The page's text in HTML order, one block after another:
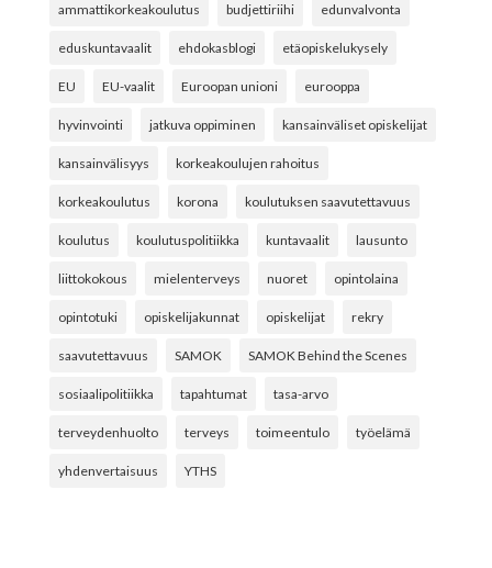
ammattikorkeakoulutus budjettiriihi edunvalvonta
eduskuntavaalit ehdokasblogi etäopiskelukysely
EU EU-vaalit Euroopan unioni eurooppa
hyvinvointi jatkuva oppiminen kansainväliset opiskelijat
kansainvälisyys korkeakoulujen rahoitus
korkeakoulutus korona koulutuksen saavutettavuus
koulutus koulutuspolitiikka kuntavaalit lausunto
liittokokous mielenterveys nuoret opintolaina
opintotuki opiskelijakunnat opiskelijat rekry
saavutettavuus SAMOK SAMOK Behind the Scenes
sosiaalipolitiikka tapahtumat tasa-arvo
terveydenhuolto terveys toimeentulo työelämä
yhdenvertaisuus YTHS